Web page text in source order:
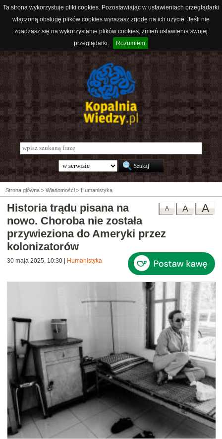
Ta strona wykorzystuje pliki cookies. Pozostawiając w ustawieniach przeglądarki
włączoną obsługę plików cookies wyrażasz zgodę na ich użycie. Jeśli nie
zgadzasz się na wykorzystanie plików cookies, zmień ustawienia swojej
przeglądarki.
Rozumiem
Strona główna > Wiadomości > Humanistyka
A
A
A
Historia trądu pisana na
nowo. Choroba nie została
przywieziona do Ameryki przez
kolonizatorów
30 maja 2025, 10:30 Humanistyka